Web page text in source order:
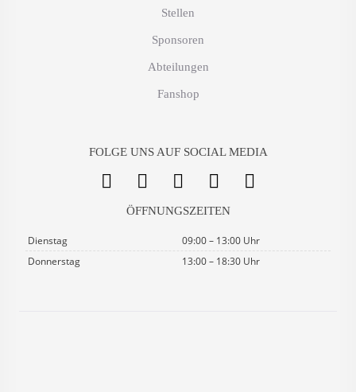
Stellen
Sponsoren
Abteilungen
Fanshop
FOLGE UNS AUF SOCIAL MEDIA
ÖFFNUNGSZEITEN
Dienstag
09:00 – 13:00 Uhr
Donnerstag
13:00 – 18:30 Uhr